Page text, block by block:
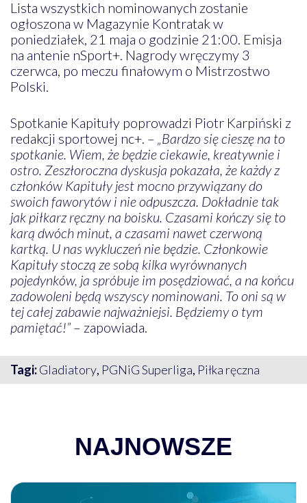
Lista wszystkich nominowanych zostanie
ogłoszona w Magazynie Kontratak w
poniedziałek, 21 maja o godzinie 21:00. Emisja
na antenie nSport+. Nagrody wręczymy 3
czerwca, po meczu finałowym o Mistrzostwo
Polski.
Spotkanie Kapituły poprowadzi Piotr Karpiński z
redakcji sportowej nc+. – „Bardzo się cieszę na to
spotkanie. Wiem, że będzie ciekawie, kreatywnie i
ostro. Zeszłoroczna dyskusja pokazała, że każdy z
członków Kapituły jest mocno przywiązany do
swoich faworytów i nie odpuszcza. Dokładnie tak
jak piłkarz ręczny na boisku. Czasami kończy się to
karą dwóch minut, a czasami nawet czerwoną
kartką. U nas wykluczeń nie będzie. Członkowie
Kapituły stoczą ze sobą kilka wyrównanych
pojedynków, ja spróbuje im posędziować, a na końcu
zadowoleni będą wszyscy nominowani. To oni są w
tej całej zabawie najważniejsi. Będziemy o tym
pamiętać!”– zapowiada.
Tagi:Gladiatory, PGNiG Superliga, Piłka ręczna
NAJNOWSZE